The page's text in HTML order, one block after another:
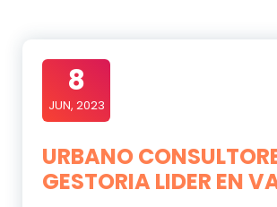
8
JUN, 2023
URBANO
GESTORIA LIDER EN